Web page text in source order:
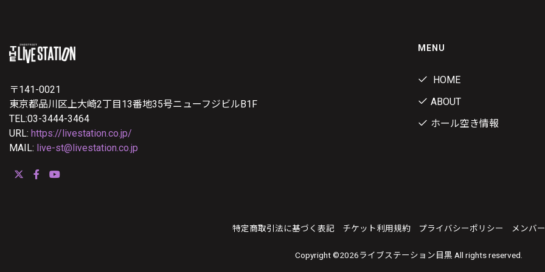
〒141-0021
東京都品川区上大崎2丁目13番地35号ニューフジビルB1F
TEL:03-3444-3464
URL: https://livestation.co.jp/
MAIL: live-st@livestation.co.jp
MENU
HOME
ABOUT
ホール空き情報
特定商取引法に基づく表記 チケット利用規約 プライバシーポリシー メンバ
Copyright ©2026ライブステーション目黒 All rights reserved.